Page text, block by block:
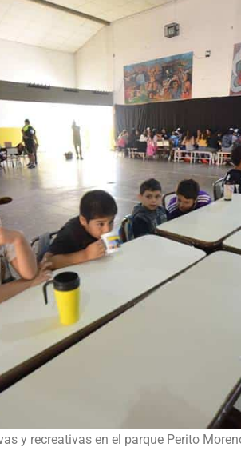
y recreativas en el parque Perito